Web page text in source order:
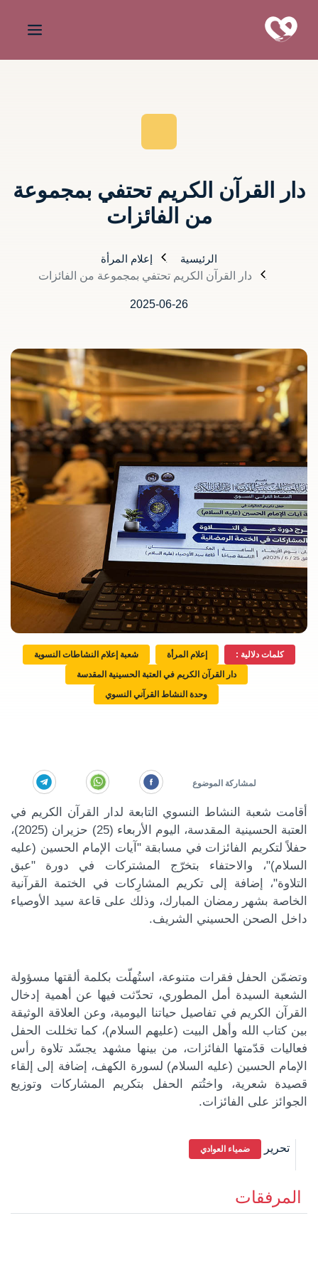
دار القرآن الكريم تحتفي بمجموعة
من الفائزات
الرئيسية
إعلام المرأة
دار القرآن الكريم تحتفي بمجموعة من الفائزات
2025-06-26
كلمات دلالية : إعلام المرأة
شعبة إعلام النشاطات النسوية
دار القرآن الكريم في العتبة الحسينية المقدسة
وحدة النشاط القرآني النسوي
الموضوع
أقامت شعبة النشاط النسوي التابعة لدار القرآن الكريم في
العتبة الحسينية المقدسة، اليوم الأربعاء (25) حزيران (2025)،
حفلاً لتكريم الفائزات في مسابقة "آيات الإمام الحسين (عليه
السلام)"، والاحتفاء بتخرّج المشتركات في دورة "عبق
التلاوة"، إضافة إلى تكريم المشارِكات في الختمة القرآنية
الخاصة بشهر رمضان المبارك، وذلك على قاعة سيد الأوصياء
داخل الصحن الحسيني الشريف.
وتضمّن الحفل فقرات متنوعة، استُهلّت بكلمة ألقتها مسؤولة
الشعبة السيدة أمل المطوري، تحدّثت فيها عن أهمية إدخال
القرآن الكريم في تفاصيل حياتنا اليومية، وعن العلاقة الوثيقة
بين كتاب الله وأهل البيت (عليهم السلام)، كما تخللت الحفل
فعاليات قدّمتها الفائزات، من بينها مشهد يجسّد تلاوة رأس
الإمام الحسين (عليه السلام) لسورة الكهف، إضافة إلى إلقاء
قصيدة شعرية، واختُتم الحفل بتكريم المشاركات وتوزيع
الجوائز على الفائزات.
تحرير ضمياء العوادي
المرفقات